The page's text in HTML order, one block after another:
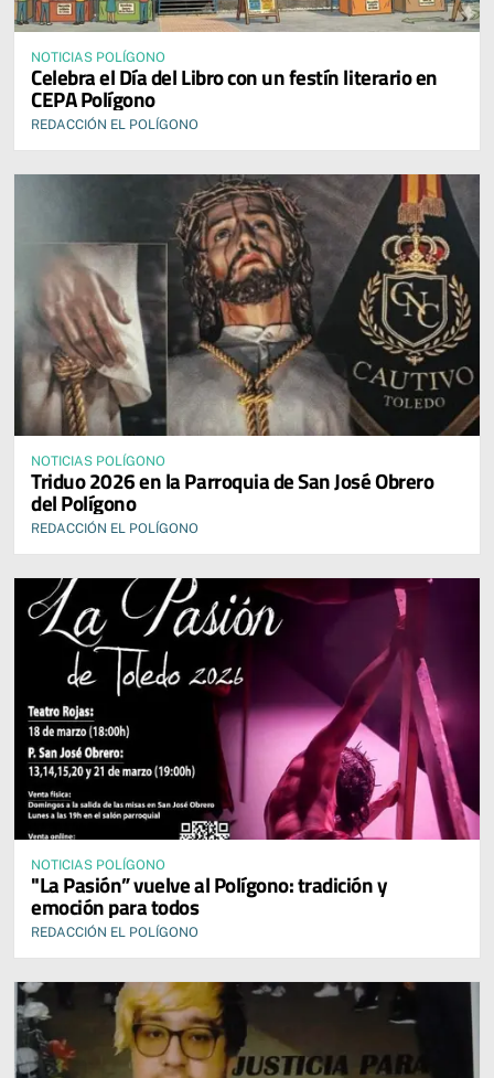
NOTICIAS POLÍGONO
Celebra el Día del Libro con un festín literario en
CEPA Polígono
REDACCIÓN EL POLÍGONO
NOTICIAS POLÍGONO
Triduo 2026 en la Parroquia de San José Obrero
del Polígono
REDACCIÓN EL POLÍGONO
NOTICIAS POLÍGONO
"La Pasión” vuelve al Polígono: tradición y
emoción para todos
REDACCIÓN EL POLÍGONO